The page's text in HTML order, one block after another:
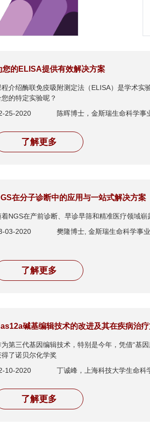
您的ELISA提供有效解决方案
程介绍酶联免疫吸附测定法（ELISA）是学术实
您的特定实验呢？
25-2020
陈晖博士，金斯瑞生命科学事
了解更多
在分子诊断中的应用与一站式解决方案
着NGS在产前诊断、早诊早筛和精准医疗领域
03-2020
樊隆博士, 金斯瑞生命科学事
了解更多
碱基编辑技术的改进及其在疾病治
为第三代基因编辑技术，特别是今年，凭借“基
得了诺贝尔化学奖
10-2020
丁诚峰，上海科技大学生命科
了解更多